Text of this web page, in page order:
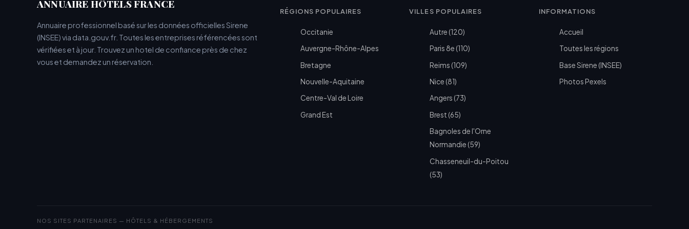
ANNUAIRE HÔTELS FRANCE
Annuaire professionnel basé sur les données officielles Sirene
(INSEE) via data.gouv.fr. Toutes les entreprises référencées sont
vérifiées et à jour. Trouvez un hotel de confiance près de chez
vous et demandez un réservation.
RÉGIONS POPULAIRES
Occitanie
Auvergne-Rhône-Alpes
Bretagne
Nouvelle-Aquitaine
Centre-Val de Loire
Grand Est
VILLES POPULAIRES
Autre (120)
Paris 8e (110)
Reims (109)
Nice (81)
Angers (73)
Brest (65)
Bagnoles de l'Orne
Normandie (59)
Chasseneuil-du-Poitou
(53)
INFORMATIONS
Accueil
Toutes les régions
Base Sirene (INSEE)
Photos Pexels
NOS SITES PARTENAIRES — HÔTELS & HÉBERGEMENTS